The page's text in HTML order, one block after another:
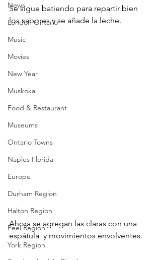
News
London Ontario
Music
Movies
New Year
Muskoka
Food & Restaurant
Museums
Ontario Towns
Naples Florida
Europe
Durham Region
Halton Region
Peel Region
York Region
Se sigue batiendo para repartir bien
los sabores y se añade la leche.
Ahora se agregan las claras con una
espátula  y movimientos envolventes.